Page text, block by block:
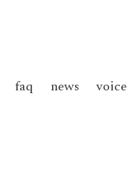
faq news voice